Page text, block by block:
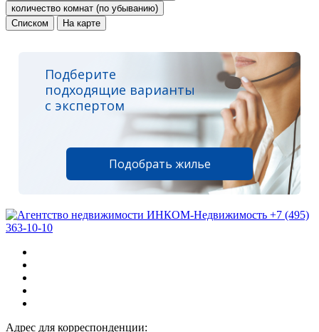
количество комнат (по убыванию)
Списком
На карте
Подберите
подходящие варианты
с экспертом
Подобрать жилье
+7 (495)
363-10-10
Адрес для корреспонденции: